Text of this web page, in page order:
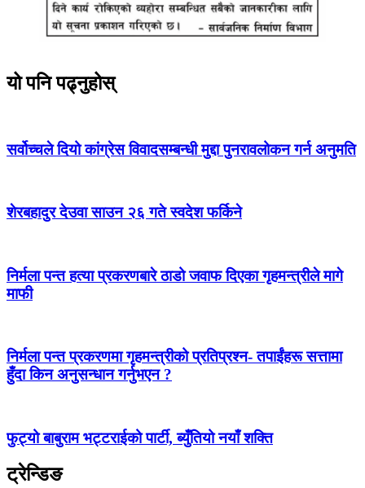
यो पनि पढ्नुहोस्
सर्वोच्चले दियो कांग्रेस विवादसम्बन्धी मुद्दा पुनरावलोकन गर्न अनुमति
शेरबहादुर देउवा साउन २६ गते स्वदेश फर्किने
निर्मला पन्त हत्या प्रकरणबारे ठाडो जवाफ दिएका गृहमन्त्रीले मागे
माफी
निर्मला पन्त प्रकरणमा गृहमन्त्रीको प्रतिप्रश्न- तपाईंहरू सत्तामा
हुँदा किन अनुसन्धान गर्नुभएन ?
फुट्यो बाबुराम भट्टराईको पार्टी, ब्युँतियो नयाँ शक्ति
ट्रेन्डिङ